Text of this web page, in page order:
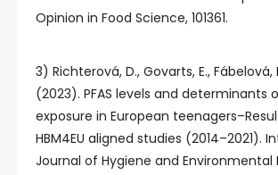
Opinion in Food Science, 101361.
3) Richterová, D., Govarts, E., Fábelová,
(2023). PFAS levels and determinants
exposure in European
HBM4EU aligned studies (2014–2021).
Journal of Hygiene and Environmental